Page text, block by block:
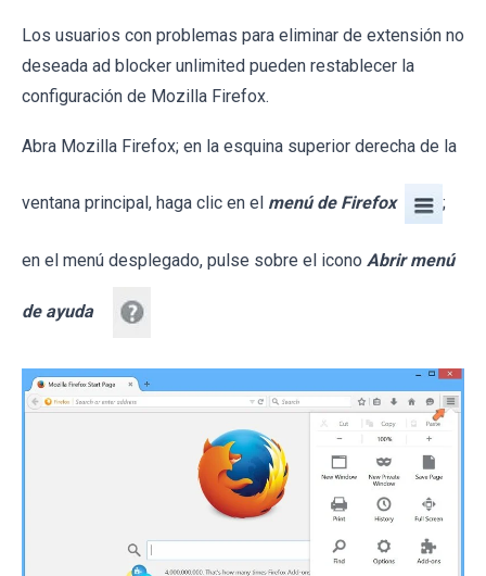
Los usuarios con problemas para eliminar de extensión no
deseada ad blocker unlimited pueden restablecer la
configuración de Mozilla Firefox.
Abra Mozilla Firefox; en la esquina superior derecha de la
ventana principal, haga clic en el menú de Firefox ;
en el menú desplegado, pulse sobre el icono Abrir menú
de ayuda